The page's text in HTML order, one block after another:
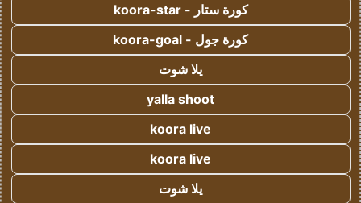
كورة ستار - koora-star
كورة جول - koora-goal
يلا شوت
yalla shoot
koora live
koora live
يلا شوت